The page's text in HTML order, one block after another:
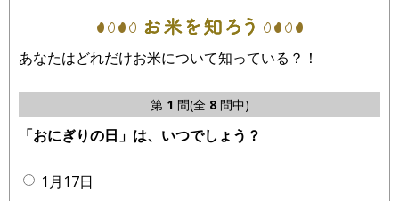
あなたはどれだけお米について知っている？！
第 1 問(全 8問中)
「おにぎりの日」は、いつでしょう？
1月17日